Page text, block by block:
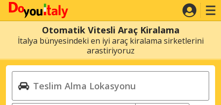
Otomatik Vitesli Araç Kiralama
İtalya bünyesindeki en iyi araç kiralama sirketlerini
arastiriyoruz